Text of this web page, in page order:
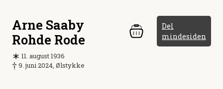
Arne Saaby
Rohde Rode
Del
mindesiden
11. august 1936
9. juni 2024, Ølstykke